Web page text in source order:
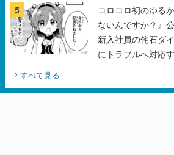
5
コロコロ初のゆる
ないんですか？』
新入社員の侘石ダ
にトラブルへ対応
すべて見る